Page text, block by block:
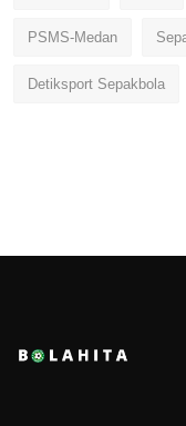
PSMS-Medan
Detiksport Sepakbola